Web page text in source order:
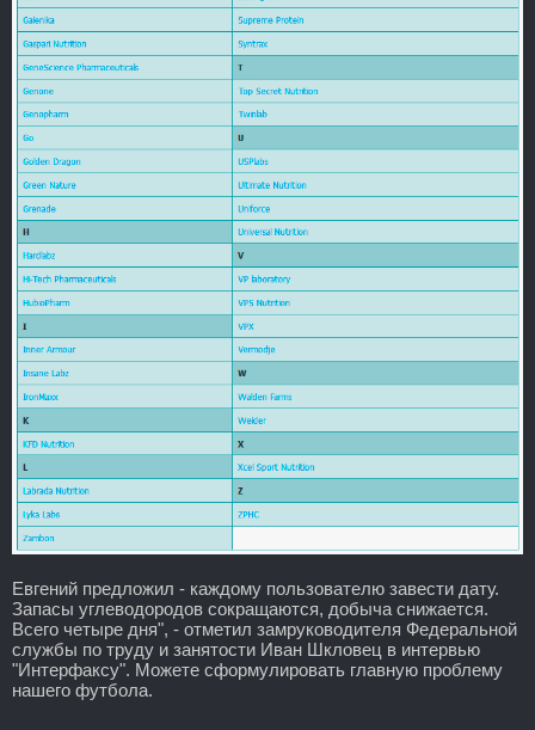
Евгений предложил - каждому пользователю завести дату.
Запасы углеводородов сокращаются, добыча снижается.
Всего четыре дня", - отметил замруководителя Федеральной
службы по труду и занятости Иван Шкловец в интервью
"Интерфаксу". Можете сформулировать главную проблему
нашего футбола.